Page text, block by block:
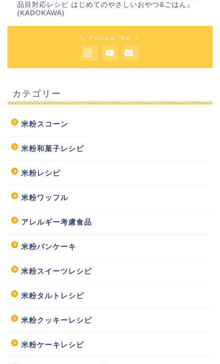
品目対応レシピ はじめてのやさしいおやつ&ごはん』
(KADOKAWA)
＼ Follow me ／
カテゴリー
米粉スコーン
米粉和菓子レシピ
米粉レシピ
米粉ワッフル
アレルギー考慮食品
米粉パンケーキ
米粉スイーツレシピ
米粉タルトレシピ
米粉クッキーレシピ
米粉ケーキレシピ